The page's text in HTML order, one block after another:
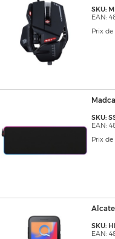
SKU:
EAN:
Prix
SKU:
EAN:
Prix
SKU:
EAN: